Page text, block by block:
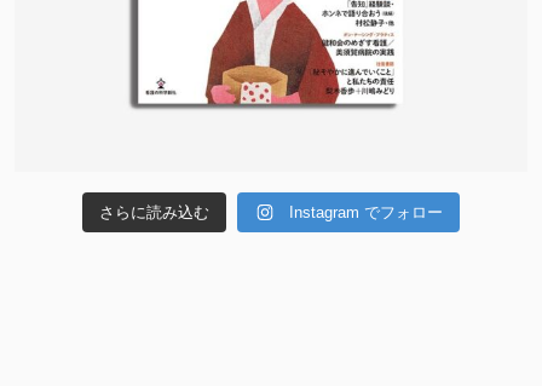
さらに読み込む Instagram でフォロー